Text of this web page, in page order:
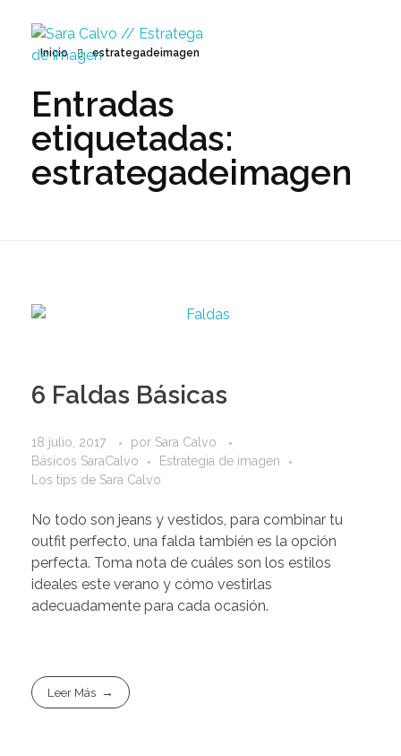
Sara Calvo // Estratega de Imagen
Inicio estrategadeimagen
Entradas
etiquetadas:
estrategadeimagen
6 Faldas Básicas
18 julio, 2017 por Sara Calvo
Básicos SaraCalvo
Estrategia de imagen
Los tips de Sara Calvo
No todo son jeans y vestidos, para combinar tu
outfit perfecto, una falda también es la opción
perfecta. Toma nota de cuáles son los estilos
ideales este verano y cómo vestirlas
adecuadamente para cada ocasión.
Leer Más